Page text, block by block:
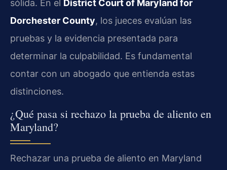
sólida. En el District Court of Maryland for
Dorchester County, los jueces evalúan las
pruebas y la evidencia presentada para
determinar la culpabilidad. Es fundamental
contar con un abogado que entienda estas
distinciones.
¿Qué pasa si rechazo la prueba de aliento en
Maryland?
Rechazar una prueba de aliento en Maryland